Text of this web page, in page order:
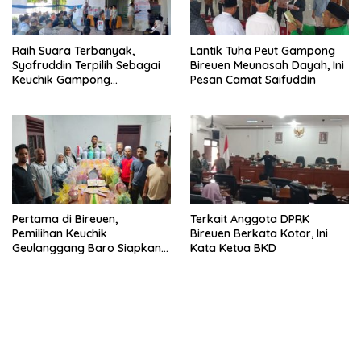
Raih Suara Terbanyak,
Syafruddin Terpilih Sebagai
Keuchik Gampong
Lantik Tuha Peut Gampong
Bireuen Meunasah Dayah, Ini
Pertama di Bireuen,
Pemilihan Keuchik
Geulanggang Baro Siapkan
Terkait Anggota DPRK
Bireuen Berkata Kotor, Ini
Kata Ketua BKD